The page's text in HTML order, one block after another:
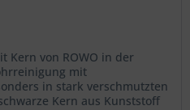
Kern von ROWO in der
mit
in stark verschmutzten
Kern aus Kunststoff